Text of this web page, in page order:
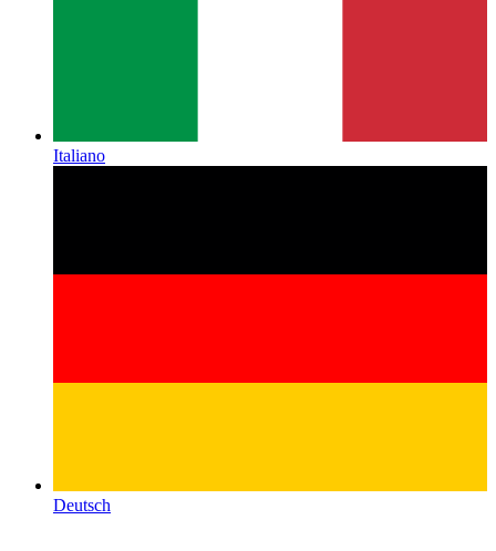
Italiano
Deutsch